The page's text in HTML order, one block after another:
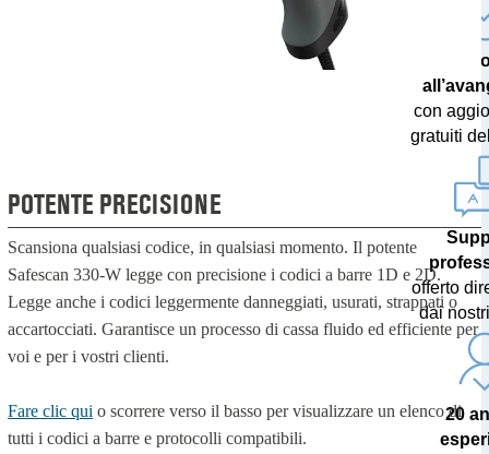
POTENTE PRECISIONE
Scansiona qualsiasi codice, in qualsiasi momento. Il potente
Safescan 330-W legge con precisione i codici a barre 1D e 2D.
Legge anche i codici leggermente danneggiati, usurati, strappati o
accartocciati. Garantisce un processo di cassa fluido ed efficiente per
voi e per i vostri clienti.
Fare clic qui o scorrere verso il basso per visualizzare un elenco di
tutti i codici a barre e protocolli compatibili.
con
gratuiti
offerto
dai
20